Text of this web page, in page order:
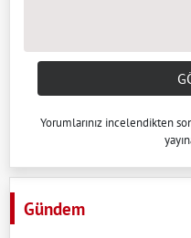
Yorumlarınız incelendikten
Gündem